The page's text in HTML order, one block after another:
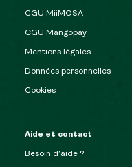
CGU MiiMOSA
CGU Mangopay
Mentions légales
Données personnelles
Cookies
Aide et contact
Besoin d’aide ?